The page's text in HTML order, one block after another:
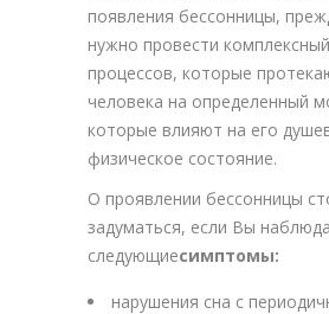
появления бессонницы,
нужно провести
процессов, которые
человека на определенный
которые влияют на его
физическое состояние.
О проявлении бессонницы
задуматься, если Вы
следующиесимптомы:
нарушения сна с